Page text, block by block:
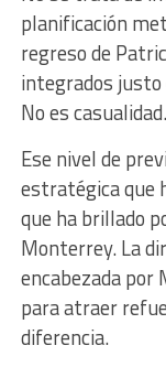
planificación
regreso de
integrados justo
No es
Ese nivel de
estratégica que
que ha brillado
Monterrey. La
encabezada
para atraer
diferencia.